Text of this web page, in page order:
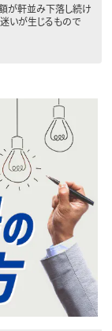
が軒並み下落し続け
いが生じるもので